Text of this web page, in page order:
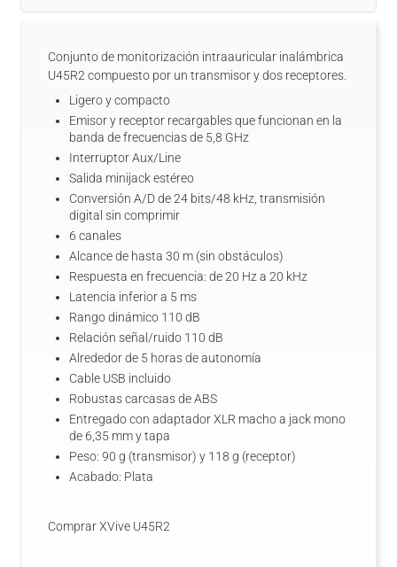
Conjunto de monitorización intraauricular inalámbrica
U45R2 compuesto por un transmisor y dos receptores.
Ligero y compacto
Emisor y receptor recargables que funcionan en la
banda de frecuencias de 5,8 GHz
Interruptor Aux/Line
Salida minijack estéreo
Conversión A/D de 24 bits/48 kHz, transmisión
digital sin comprimir
6 canales
Alcance de hasta 30 m (sin obstáculos)
Respuesta en frecuencia: de 20 Hz a 20 kHz
Latencia inferior a 5 ms
Rango dinámico 110 dB
Relación señal/ruido 110 dB
Alrededor de 5 horas de autonomía
Cable USB incluido
Robustas carcasas de ABS
Entregado con adaptador XLR macho a jack mono
de 6,35 mm y tapa
Peso: 90 g (transmisor) y 118 g (receptor)
Acabado: Plata
Comprar XVive U45R2